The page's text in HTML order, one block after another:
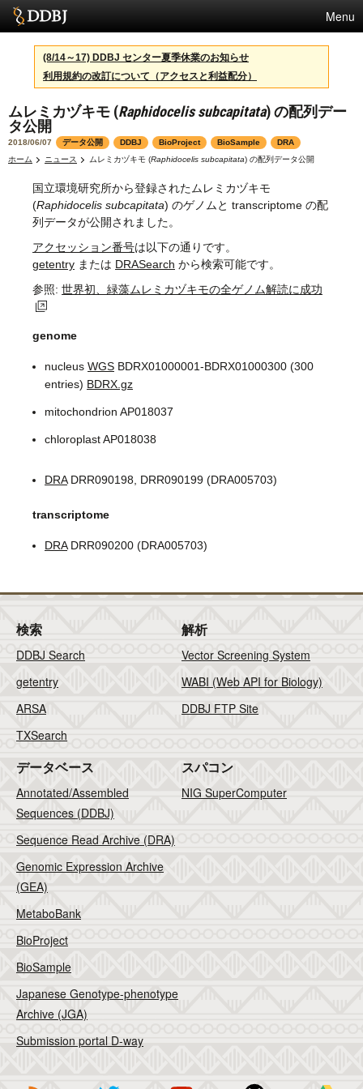
Menu
サービス
スパコン
統計
活動
利用規約
問合せ
English
(8/14～17) DDBJ センター夏季休業のお知らせ
利用規約の改訂について（アクセスと利益配分）
ムレミカヅキモ (Raphidocelis subcapitata) の配列デー
タ公開
2018/06/07 データ公開 DDBJ BioProject BioSample
DRA
ホーム
ニュース ムレミカヅキモ (Raphidocelis subcapitata) の配列データ公開
国立環境研究所から登録されたムレミカヅキモ
(Raphidocelis subcapitata) のゲノムと transcriptome の配
列データが公開されました。
アクセッション番号は以下の通りです。
getentry または DRASearch から検索可能です。
参照: 世界初、緑藻ムレミカヅキモの全ゲノム解読に成功
genome
nucleus WGS BDRX01000001-BDRX01000300 (300
entries) BDRX.gz
mitochondrion AP018037
chloroplast AP018038
DRADRR090198, DRR090199 (DRA005703)
transcriptome
DRADRR090200 (DRA005703)
検索
DDBJ Search
getentry
ARSA
TXSearch
解析
Vector Screening System
WABI (Web API for Biology)
DDBJ FTP Site
データベース
Annotated/Assembled
Sequences (DDBJ)
Sequence Read Archive (DRA)
Genomic Expression Archive
(GEA)
MetaboBank
BioProject
BioSample
Japanese Genotype-phenotype
Archive (JGA)
Submission portal D-way
スパコン
NIG SuperComputer